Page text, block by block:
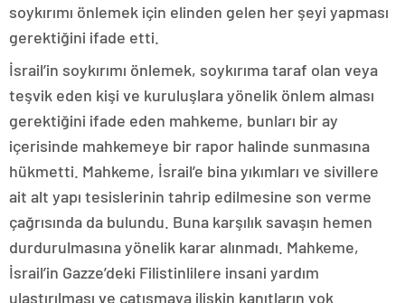
soykırımı önlemek için elinden gelen her şeyi yapması
gerektiğini ifade etti.
İsrail’in soykırımı önlemek, soykırıma taraf olan veya
teşvik eden kişi ve kuruluşlara yönelik önlem alması
gerektiğini ifade eden mahkeme, bunları bir ay
içerisinde mahkemeye bir rapor halinde sunmasına
hükmetti. Mahkeme, İsrail’e bina yıkımları ve sivillere
ait alt yapı tesislerinin tahrip edilmesine son verme
çağrısında da bulundu. Buna karşılık savaşın hemen
durdurulmasına yönelik karar alınmadı. Mahkeme,
İsrail’in Gazze’deki Filistinlilere insani yardım
ulaştırılması ve çatışmaya ilişkin kanıtların yok